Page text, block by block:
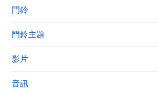
門鈴
門鈴主題
影片
音訊